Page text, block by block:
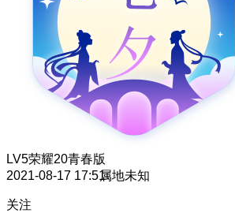
LV5荣耀20青春版
2021-08-17 17:51属地未知
关注